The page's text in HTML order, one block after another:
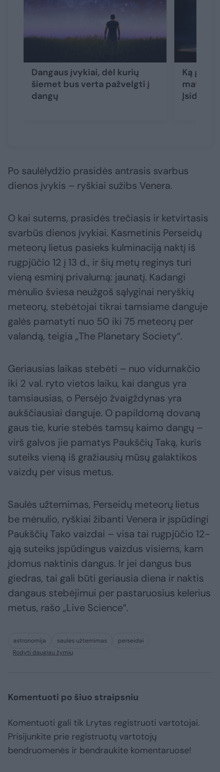
Dangaus įvykiai, dėl kurių
šiemet bus verta pažvelgti į
dangų
Ką
Po saulėlydžio prasidės antrasis svarbus
dienos įvykis – ryškiai sužibs Venera.
O kai sutems, prasidės trečiasis ir ketvirtasis
svarbūs dienos įvykiai. Kasmetinis Perseidų
meteorų lietus pasieks kulminaciją naktį iš
rugpjūčio 12 į 13 d., ir šių metų reginys turi
vieną esminį privalumą: jaunatį. Kadangi
mėnulio šviesa neužgoš sąlyginai neryškių
meteorų, stebėtojai tikrai tamsiame danguje
galės pamatyti nuo 50 iki 75 meteorų per
valandą, teigia „The Planetary Society“.
Geriausias laikas stebėti – nuo vidurnakčio
iki 2 val. ryto vietos laiku, kai dangus yra
tamsiausias, o Persėjo žvaigždynas yra
aukščiausiai danguje. O papildomą dovaną
gaus tie, kurie stebės tamsų kaimo dangų –
virš galvos jie pamatys Paukščių Taką, kuris
suteiks vieną iš gražiausių mūsų galaktikos
vaizdų per visus metus.
Saulės užtemimas, Perseidų meteorų lietus
be mėnulio, ryškiai žibanti Venera ir įspūdingi
Paukščių Tako vaizdai – visa tai rugpjūčio 12-
ąją suteiks įspūdingus vaizdus visiems, kam
įdomus naktinis dangus. Ir jei dangus bus
giedras, tai gali būti geriausia diena ir naktis
dangaus stebėjimui per pastaruosius kelerius
metus, rašo „Live Science“.
astronomija saulės užtemimas
perseidai
Rodyti daugiau žymių
Komentuoti po šiuo straipsniu
Komentuoti gali tik Lrytas registruoti vartotojai.
Prisijunkite prie registruotų vartotojų
bendruomenės ir bendraukite komentaruose!